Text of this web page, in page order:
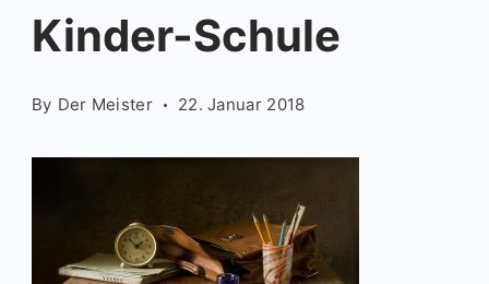
Kinder-Schule
By Der Meister 22. Januar 2018